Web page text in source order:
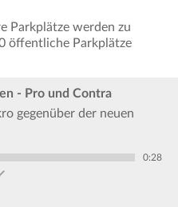
Parkplätze werden zu
öffentliche Parkplätze
- Pro und Contra
gegenüber der neuen
0:28